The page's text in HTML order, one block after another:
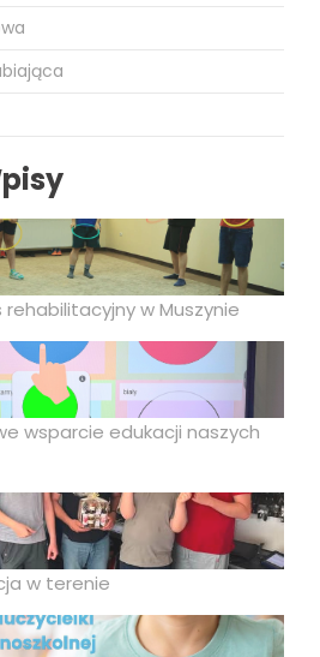
rehabilitacyjny w Muszynie
wsparcie edukacji naszych
w terenie